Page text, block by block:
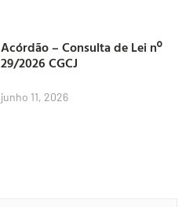
Acórdão – Consulta de Lei nº
29/2026 CGCJ
junho 11, 2026